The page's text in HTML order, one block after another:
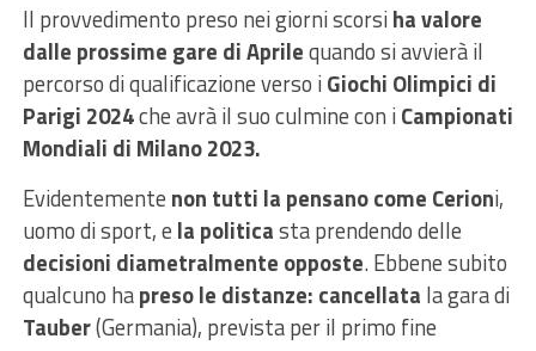
Il provvedimento preso nei giorni scorsiha valore
dalle prossime gare di Aprilequando si avvierà il
percorso di qualificazione verso iGiochi Olimpici di
Parigi 2024che avrà il suo culmine con iCampionati
Mondiali di Milano 2023.
Evidentemente non tutti la pensano come Cerioni,
uomo di sport, e la politicasta prendendo delle
decisioni diametralmente opposte. Ebbene subito
qualcuno hapreso le distanze: cancellata la gara di
Tauber(Germania), prevista per il primo fine